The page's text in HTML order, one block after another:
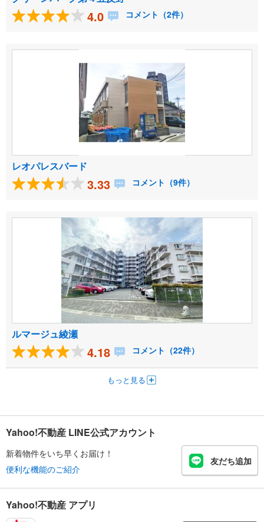
4.0 コメント（2件）
レオパレスバード
3.33 コメント（9件）
ルマージュ綾瀬
4.18 コメント（22件）
もっと見る
Yahoo!不動産 LINE公式アカウント
新着物件をいち早くお届け！
便利な機能のご紹介
友だち追加
Yahoo!不動産 アプリ